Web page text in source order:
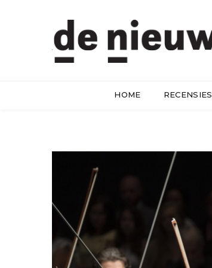
HOME RECENSIES